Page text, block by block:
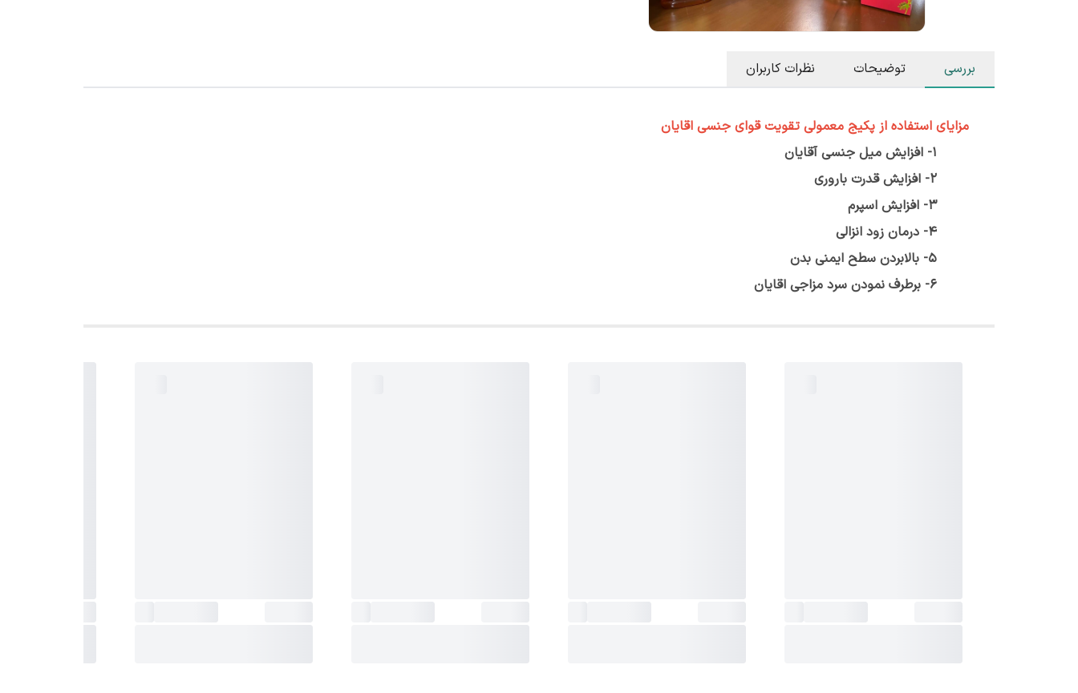
بررسی توضیحات نظرات کاربران
مزایای استفاده از پکیج معمولی تقویت قوای جنسی اقایان
1- افزایش میل جنسی آقایان
2- افزایش قدرت باروری
3- افزایش اسپرم
4- درمان زود انزالی
5- بالابردن سطح ایمنی بدن
6- برطرف نمودن سرد مزاجی اقایان